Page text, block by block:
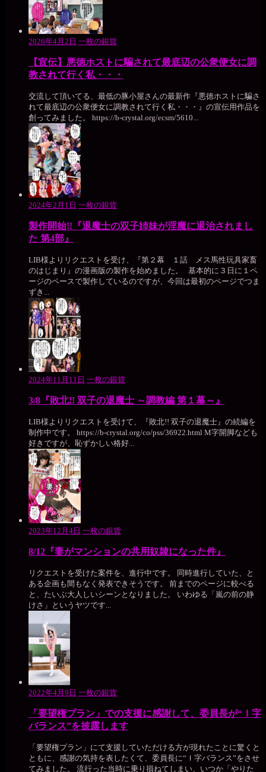
2026年4月2日 一枚の銀貨
【宣伝】悪徳ホストに騙されて最底辺の公衆便女に調
教されて行く私・・・
交流して頂いてる、最低の豚小屋さんの最新作『悪徳ホストに騙さ
れて最底辺の公衆便女に調教されて行く私・・・』の宣伝用作品を
創ってみました。 https://b-crystal.org/ecsm/5610...
2024年2月1日 一枚の銀貨
製作開始!!『退魔士の双子姉妹が淫魔に退治されまし
た 第4部』
LIB様よりリクエストを受け、『第２幕 １話 メス馬性玩具家畜
のはじまり』の漫画版の製作を始めました。 基本的に３日に１ペ
ージのペースで製作しているのですが、今回は最初のページでつま
ずき...
2024年11月11日 一枚の銀貨
3/8『敗北!! 双子の退魔士 ～調教編 第１幕～』
LIB様よりリクエストを受けて、『敗北!! 双子の退魔士』の続編を
制作中です。 https://b-crystal.org/co/pss/36922.html М字開脚なども
好きですが、恥ずかしい格好...
2023年12月4日 一枚の銀貨
8/12『妻がマンションの共用奴隷になった件』
リクエストを受けた案件を、進行中です。 同時進行していた、と
ある企画も間もなく発表できそうです。 前までのページに較べる
と、たいぶ大人しいシーンとなりました。 いわゆる「嵐の前の静
けさ」というヤツです...
2022年4月9日 一枚の銀貨
「要望権プラン」での支援に感謝して、委員長が“Ｉ字
バランス”を披露します
「要望権プラン」にて支援していただける方が現れたことに驚くと
ともに、感謝の気持を表したくて、委員長に“Ｉ字バランス”をさせ
てみました。 流行った当時に乗り損ねてしまい、いつか「やりた